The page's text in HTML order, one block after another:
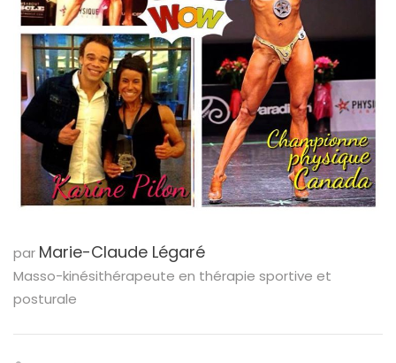
par Marie-Claude Légaré
Masso-kinésithérapeute en thérapie sportive et
posturale